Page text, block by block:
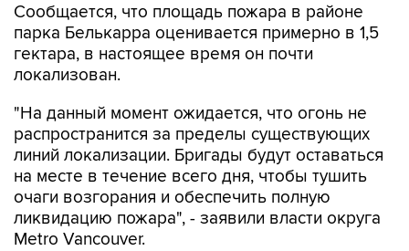
Сообщается, что площадь пожара в районе
парка Белькарра оценивается примерно в 1,5
гектара, в настоящее время он почти
локализован.
"На данный момент ожидается, что огонь не
распространится за пределы существующих
линий локализации. Бригады будут оставаться
на месте в течение всего дня, чтобы тушить
очаги возгорания и обеспечить полную
ликвидацию пожара", - заявили власти округа
Metro Vancouver.